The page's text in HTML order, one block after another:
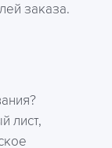
заказа.
лист,